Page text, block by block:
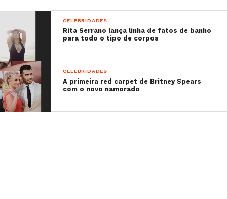
CELEBRIDADES
Rita Serrano lança linha de fatos de banho
para todo o tipo de corpos
CELEBRIDADES
A primeira red carpet de Britney Spears
com o novo namorado